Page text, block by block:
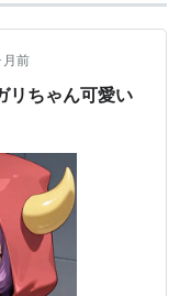
月前
リちゃん可愛い